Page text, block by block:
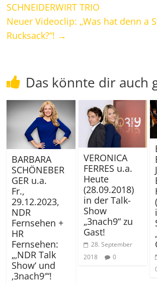
SCHNEIDERWIRT TRIO
Neuer Videoclip: „Was hat denn a
Rucksack?“! →
Das könnte dir auch
BARBARA
SCHÖNEBER
GER u.a.
Fr.,
29.12.2023,
NDR
Fernsehen +
HR
Fernsehen:
„‚NDR Talk
Show‘ und
‚3nach9′“!
VERONICA
FERRES u.a.
Heute
(28.09.2018)
in der Talk-
Show
„3nach9“ zu
Gast!
28. September
2018
0